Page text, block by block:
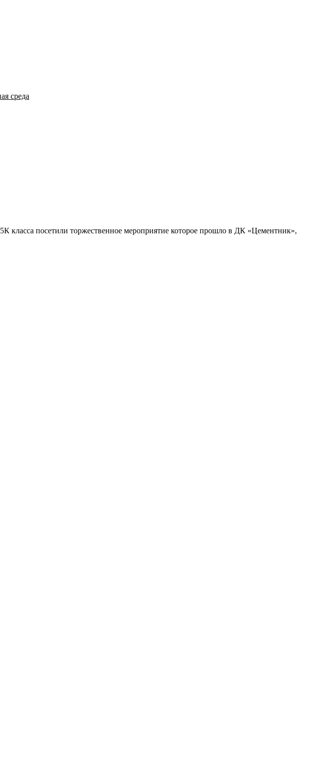
среда
класса посетили торжественное мероприятие которое прошло в ДК «Цементник»,